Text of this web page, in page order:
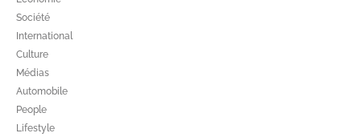
Société
International
Culture
Médias
Automobile
People
Lifestyle